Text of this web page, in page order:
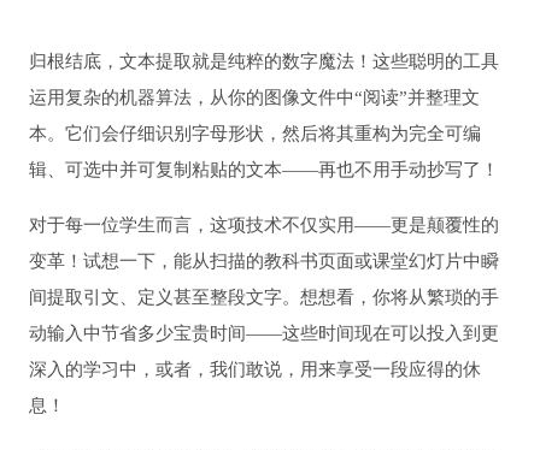
归根结底，文本提取就是纯粹的数字魔法！这些聪明的工具
运用复杂的机器算法，从你的图像文件中“阅读”并整理文
本。它们会仔细识别字母形状，然后将其重构为完全可编
辑、可选中并可复制粘贴的文本——再也不用手动抄写了！
对于每一位学生而言，这项技术不仅实用——更是颠覆性的
变革！试想一下，能从扫描的教科书页面或课堂幻灯片中瞬
间提取引文、定义甚至整段文字。想想看，你将从繁琐的手
动输入中节省多少宝贵时间——这些时间现在可以投入到更
深入的学习中，或者，我们敢说，用来享受一段应得的休
息！